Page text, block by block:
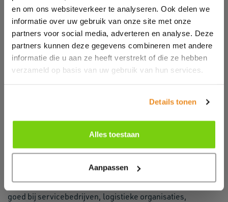
en om ons websiteverkeer te analyseren. Ook delen we
informatie over uw gebruik van onze site met onze
partners voor social media, adverteren en analyse. Deze
partners kunnen deze gegevens combineren met andere
informatie die u aan ze heeft verstrekt of die ze hebben
verzameld op basis van uw gebruik van hun services.
Details tonen
Alles toestaan
Aanpassen
Inzetbaar voor B2B inkoop, grotere aantallen en
herhaalorders
Verkrijgbaar afhankelijk van producttype,
maatvoering, kleur, materiaal en uitvoering
Geschikt als aanvulling op werkkleding
bedrijfskledingorder niet alleen bovenkleding of broeken
zorgt voor zichtbaarheid op hoofdhoogte en kan
medewerkers, teams of functiegroepen beter herkenbaar
maken.
Voor drukkerijen, resellers en textielpartners is Workwear
Headwear vooral relevant wanneer klanten een complete
werkkledinglijn willen samenstellen. De categorie past
goed bij servicebedrijven, logistieke organisaties,